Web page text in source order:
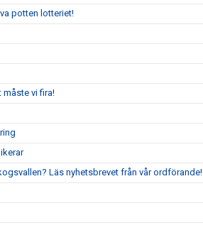
potten lotteriet!
måste vi fira!
Läs nyhetsbrevet från vår ordförande!